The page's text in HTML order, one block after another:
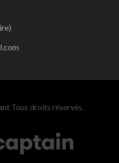
Tous droits réservés.